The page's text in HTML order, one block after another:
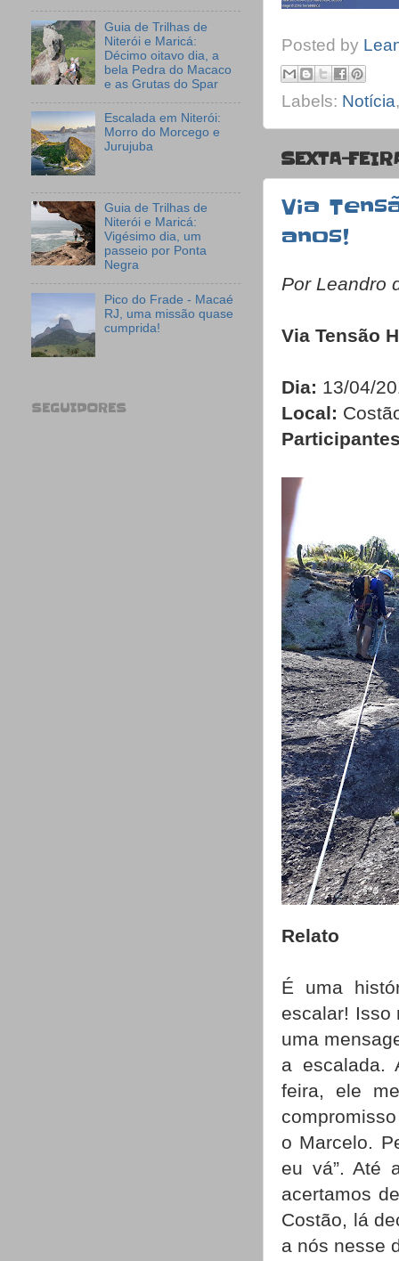
Posted by
Labels: Notícia
SEXTA-
Via
anos!
Por Leandro
Via Tensão
Dia: 13/04/
Local:
Relato
É uma
escalar! Isso
uma
a escalada.
feira, ele
o Marcelo.
eu vá”. Até
acertamos
Costão, lá
a nós nesse
Guia de Trilhas de
Niterói e Maricá:
Décimo oitavo dia, a
bela Pedra do Macaco
e as Grutas do Spar
Escalada em Niterói:
Morro do Morcego e
Jurujuba
Guia de Trilhas de
Niterói e Maricá:
Vigésimo dia, um
passeio por Ponta
Negra
Pico do Frade - Macaé
RJ, uma missão quase
cumprida!
SEGUIDORES